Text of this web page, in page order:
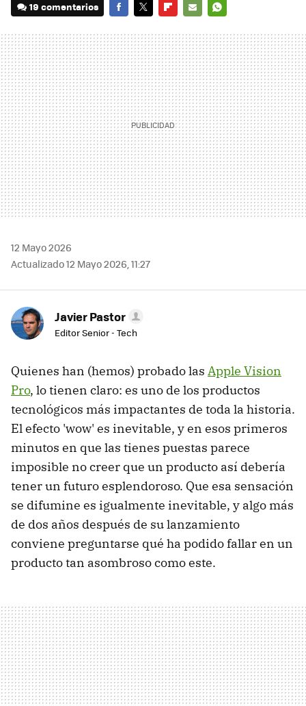
19 comentarios
MAIL
12 Mayo 2026
Actualizado 12 Mayo 2026, 11:27
Javier Pastor
Editor Senior - Tech
Quienes han (hemos) probado las Apple Vision
Pro, lo tienen claro: es uno de los productos
tecnológicos más impactantes de toda la historia.
El efecto 'wow' es inevitable, y en esos primeros
minutos en que las tienes puestas parece
imposible no creer que un producto así debería
tener un futuro esplendoroso. Que esa sensación
se difumine es igualmente inevitable, y algo más
de dos años después de su lanzamiento
conviene preguntarse qué ha podido fallar en un
producto tan asombroso como este.